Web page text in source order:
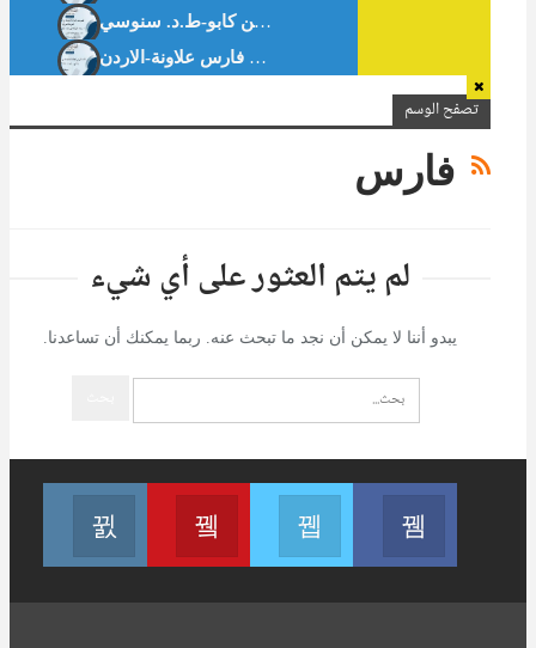
تقييم دور النوافذ الإسلامية في البنوك التجارية العمومية الجزائرية-د. مناد خديجة-ط.د. بن كابو-ط.د. سنوسي
تصفح الوسم
فارس
لم يتم العثور على أي شيء
يبدو أننا لا يمكن أن نجد ما تبحث عنه. ربما يمكنك أن تساعدنا.